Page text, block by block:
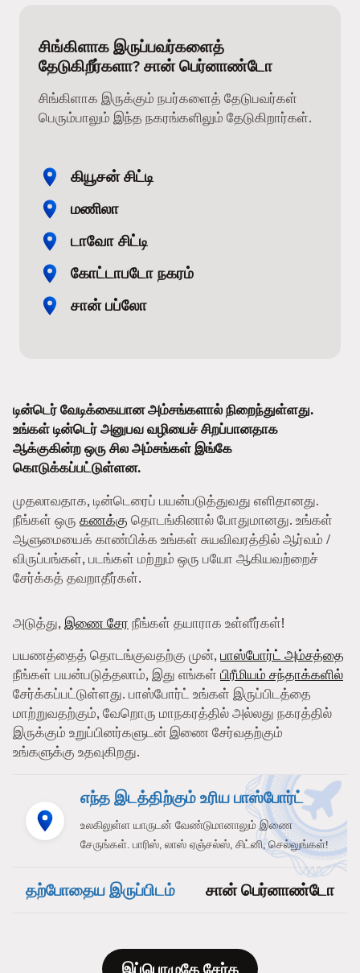
சிங்கிளாக இருப்பவர்களைத்
தேடுகிறீர்களா? சான் பெர்னாண்டோ
சிங்கிளாக இருக்கும் நபர்களைத் தேடுபவர்கள்
பெரும்பாலும் இந்த நகரங்களிலும் தேடுகிறார்கள்.
கியூசன் சிட்டி
மணிலா
டாவோ சிட்டி
கோட்டாபடோ நகரம்
சான் பப்லோ
டின்டெர் வேடிக்கையான அம்சங்களால் நிறைந்துள்ளது.
உங்கள் டின்டெர் அனுபவ வழியைச் சிறப்பானதாக
ஆக்குகின்ற ஒரு சில அம்சங்கள் இங்கே
கொடுக்கப்பட்டுள்ளன.
முதலாவதாக, டின்டெரைப் பயன்படுத்துவது எளிதானது.
நீங்கள் ஒரு கணக்கு தொடங்கினால் போதுமானது. உங்கள்
ஆளுமையைக் காண்பிக்க உங்கள் சுயவிவரத்தில் ஆர்வம் /
விருப்பங்கள், படங்கள் மற்றும் ஒரு பயோ ஆகியவற்றைச்
சேர்க்கத் தவறாதீர்கள்.
அடுத்து, இணை சேர நீங்கள் தயாராக உள்ளீர்கள்!
பயணத்தைத் தொடங்குவதற்கு முன், பாஸ்போர்ட் அம்சத்தை
நீங்கள் பயன்படுத்தலாம், இது எங்கள் பிரீமியம் சந்தாக்களில்
சேர்க்கப்பட்டுள்ளது. பாஸ்போர்ட் உங்கள் இருப்பிடத்தை
மாற்றுவதற்கும், வேறொரு மாநகரத்தில் அல்லது நகரத்தில்
இருக்கும் உறுப்பினர்களுடன் இணை சேர்வதற்கும்
உங்களுக்கு உதவுகிறது.
எந்த இடத்திற்கும் உரிய பாஸ்போர்ட்
உலகிலுள்ள யாருடன் வேண்டுமானாலும் இணை
சேருங்கள். பாரிஸ், லாஸ் ஏஞ்சல்ஸ், சிட்னி, செல்லுங்கள்!
தற்போதைய இருப்பிடம் சான் பெர்னாண்டோ